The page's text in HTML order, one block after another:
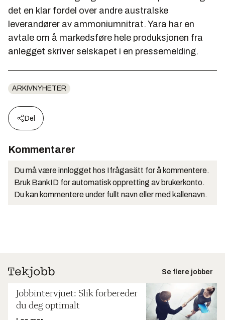
det en klar fordel over andre australske
leverandører av ammoniumnitrat. Yara har en
avtale om å markedsføre hele produksjonen fra
anlegget skriver selskapet i en pressemelding.
ARKIVNYHETER
Del
Kommentarer
Du må være innlogget hos Ifrågasätt for å kommentere.
Bruk BankID for automatisk oppretting av brukerkonto.
Du kan kommentere under fullt navn eller med kallenavn.
Se flere jobber
Jobbintervjuet: Slik forbereder
du deg optimalt